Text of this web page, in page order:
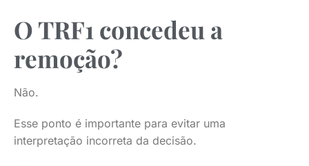
O TRF1 concedeu a
remoção?
Não.
Esse ponto é importante para evitar uma
interpretação incorreta da decisão.